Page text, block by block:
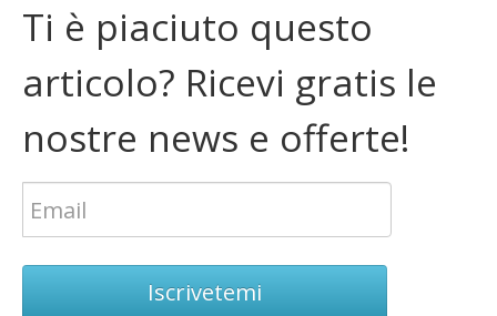
Ti è piaciuto questo
articolo? Ricevi gratis le
nostre news e offerte!
Iscrivetemi